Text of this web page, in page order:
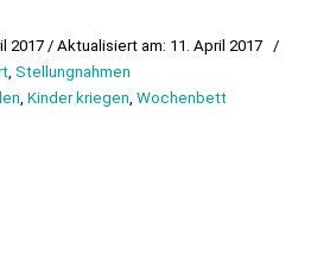
2017 / Aktualisiert am: 11. April 2017 /
, Stellungnahmen
, Kinder kriegen, Wochenbett